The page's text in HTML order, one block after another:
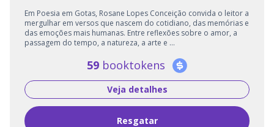
Em Poesia em Gotas, Rosane Lopes Conceição convida o leitor a
mergulhar em versos que nascem do cotidiano, das memórias e
das emoções mais humanas. Entre reflexões sobre o amor, a
passagem do tempo, a natureza, a arte e ...
59 booktokens
Veja detalhes
Resgatar